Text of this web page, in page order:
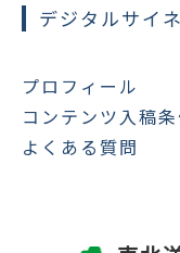
デジタルサイ
プロフィール
コンテンツ入稿
よくある質問